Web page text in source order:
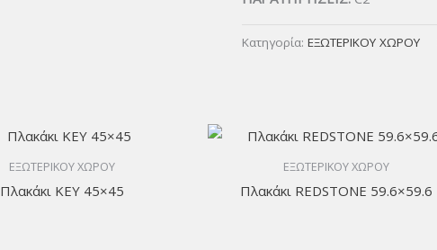
Κατηγορία: ΕΞΩΤΕΡΙΚΟΥ ΧΩΡΟΥ
ΕΞΩΤΕΡΙΚΟΥ ΧΩΡΟΥ
Πλακάκι KEY 45×45
ΕΞΩΤΕΡΙΚΟΥ ΧΩΡΟΥ
Πλακάκι REDSTONE 59.6×59.6